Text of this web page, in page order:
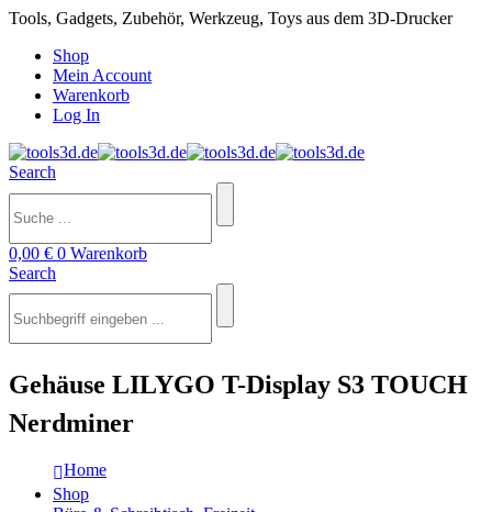
Tools, Gadgets, Zubehör, Werkzeug, Toys aus dem 3D-Drucker
Shop
Mein Account
Warenkorb
Log In
Search
0,00 € 0 Warenkorb
Search
Gehäuse LILYGO T-Display S3 TOUCH
Nerdminer
Home
Shop